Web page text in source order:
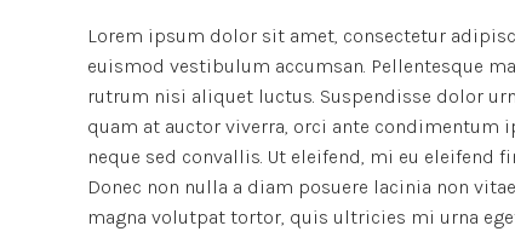
Lorem ipsum dolor sit amet, consectetur
euismod vestibulum accumsan. Pellentesque
rutrum nisi aliquet luctus. Suspendisse dolor
quam at auctor viverra, orci ante
neque sed convallis. Ut eleifend, mi eu
Donec non nulla a diam posuere lacinia non
magna volutpat tortor, quis ultricies mi urna